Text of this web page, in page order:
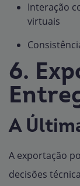
Interação
virtuais
6.
A
A exportação
decisões